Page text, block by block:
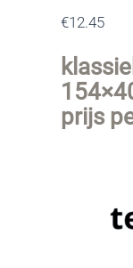
€12.45
prijs